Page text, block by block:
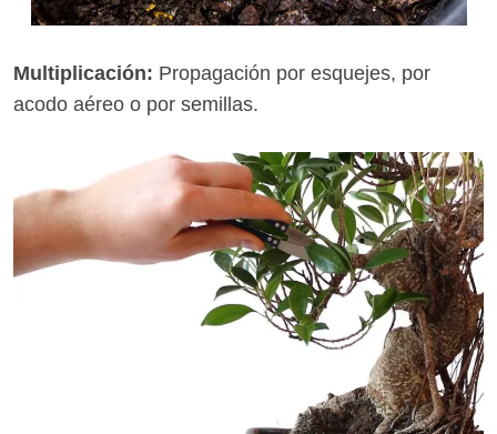
Multiplicación: Propagación por esquejes, por
acodo aéreo o por semillas.